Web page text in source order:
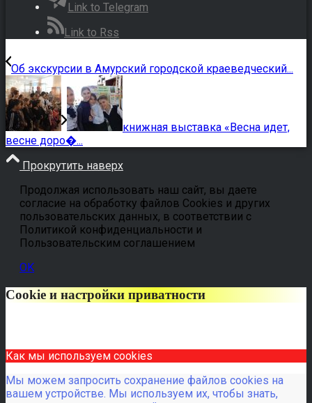
Link to Telegram
Link to Rss
Об экскурсии в Амурский городской краеведческий...
книжная выставка «Весна идет,
весне доро�...
Прокрутить наверх
Продолжая использовать наш сайт, вы даете
согласие на обработку файлов Cookies и других
пользовательских данных, в соответствии с
Политикой конфиденциальности и
Пользовательским соглашением
OK
Cookie и настройки приватности
Как мы используем cookies
Мы можем запросить сохранение файлов cookies на
вашем устройстве. Мы используем их, чтобы знать,